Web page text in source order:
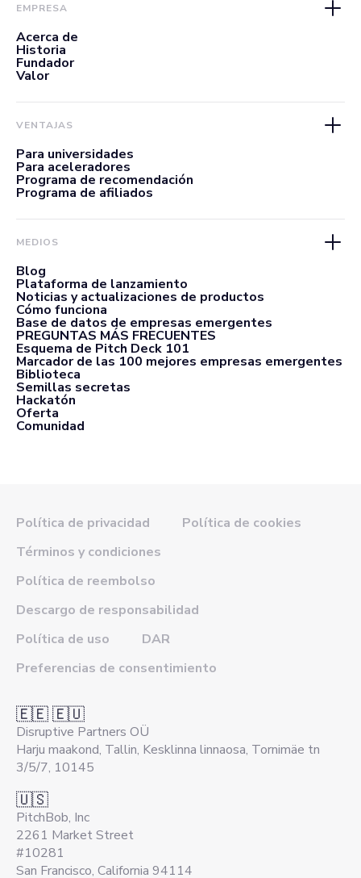
EMPRESA
Acerca de
Historia
Fundador
Valor
VENTAJAS
Para universidades
Para aceleradores
Programa de recomendación
Programa de afiliados
MEDIOS
Blog
Plataforma de lanzamiento
Noticias y actualizaciones de productos
Cómo funciona
Base de datos de empresas emergentes
PREGUNTAS MÁS FRECUENTES
Esquema de Pitch Deck 101
Marcador de las 100 mejores empresas emergentes
Biblioteca
Semillas secretas
Hackatón
Oferta
Comunidad
Política de privacidad
Política de cookies
Términos y condiciones
Política de reembolso
Descargo de responsabilidad
Política de uso
DAR
Preferencias de consentimiento
🇪🇪 🇪🇺
Disruptive Partners OÜ
Harju maakond, Tallin, Kesklinna linnaosa, Tornimäe tn
3/5/7, 10145
🇺🇸
PitchBob, Inc
2261 Market Street
#10281
San Francisco, California 94114